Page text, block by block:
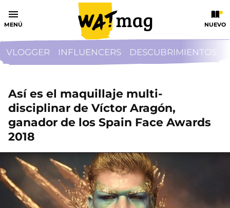
MENÚ NUEVO
VLOGGER INFLUENCERS DESCUBRIMIENTOS
Así es el maquillaje multi-
disciplinar de Víctor Aragón,
ganador de los Spain Face Awards
2018